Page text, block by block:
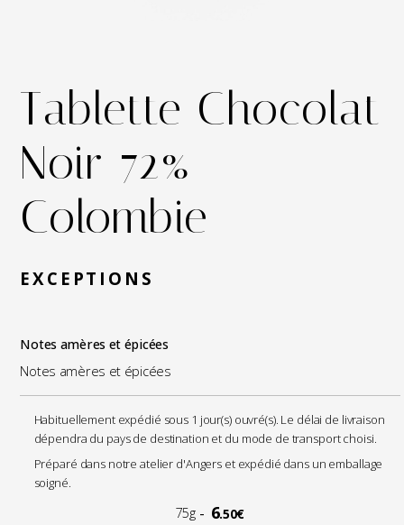
Tablette Chocolat
Noir 72%
Colombie
EXCEPTIONS
Notes amères et épicées
Notes amères et épicées
Habituellement expédié sous 1 jour(s) ouvré(s). Le délai de livraison
dépendra du pays de destination et du mode de transport choisi.
Préparé dans notre atelier d'Angers et expédié dans un emballage
soigné.
75g 6.50€